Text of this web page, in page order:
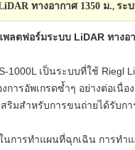
ทางอากาศ 1350 ม., ระ
ลตฟอร์มระบบ LiDAR ทาง
1000L เป็นระบบที่ใช้
การอัพเกรดซ้ำๆ อย่างต่อ
มสำหรับการขนถ่ายได้รับกา
การทำแผนที่ฉุกเฉิน การทำ